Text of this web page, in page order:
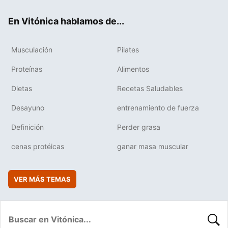
En Vitónica hablamos de...
Musculación Pilates
Proteínas Alimentos
Dietas Recetas Saludables
Desayuno entrenamiento de fuerza
Definición Perder grasa
cenas protéicas ganar masa muscular
VER MÁS TEMAS